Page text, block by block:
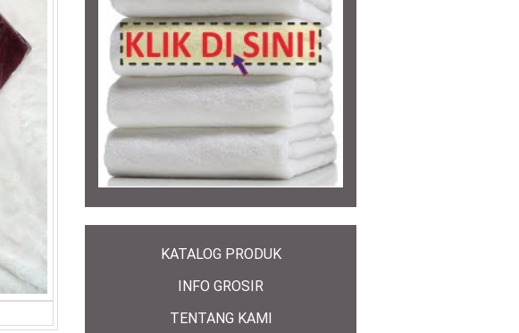
KATALOG PRODUK
INFO GROSIR
TENTANG KAMI